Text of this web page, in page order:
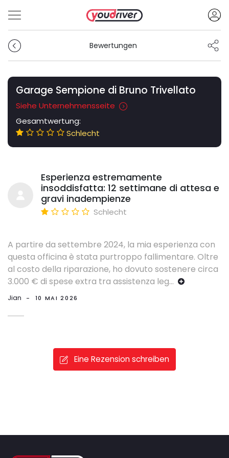
Bewertungen
Garage Sempione di Bruno Trivellato
Siehe Unternehmensseite
Gesamtwertung:
Schlecht
Esperienza estremamente
insoddisfatta: 12 settimane di attesa e
gravi inadempienze
Schlecht
A partire da settembre 2024, la mia esperienza con
questa officina è stata purtroppo fallimentare. Oltre
al costo della riparazione, ho dovuto sostenere circa
3.000 € di spese extra tra assistenza leg...
Jian - 10 MAI 2026
Eine Rezension schreiben